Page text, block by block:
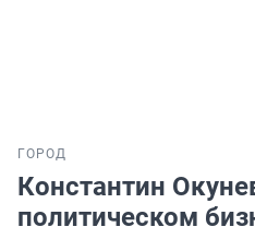
ГОРОД
Константин
политическом